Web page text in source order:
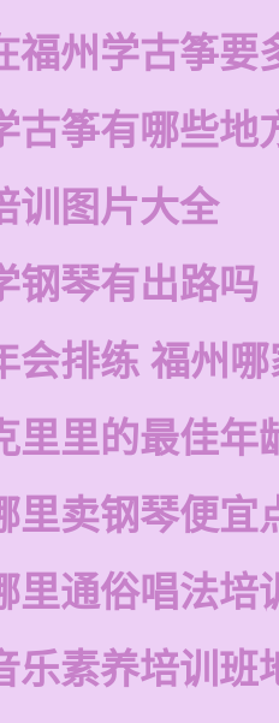
福州学古筝要
古筝有哪些地
训图片大全
钢琴有出路吗
会排练 福州
里里的最佳年
里卖钢琴便宜
里通俗唱法培
乐素养培训班